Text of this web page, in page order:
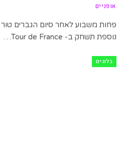
אופניים
פחות משבוע לאחר סיום הגברים
נוספת תשחק ב- Tour de France…
בלוגים